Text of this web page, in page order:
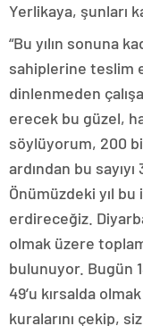
Yerlikaya, şunları
“Bu yılın sonuna
sahiplerine teslim
dinlenmeden
erecek bu güzel,
söylüyorum, 200
ardından bu
Önümüzdeki yıl bu
erdireceğiz.
olmak üzere
bulunuyor. Bugün
49’u kırsalda
kuralarını çekip,